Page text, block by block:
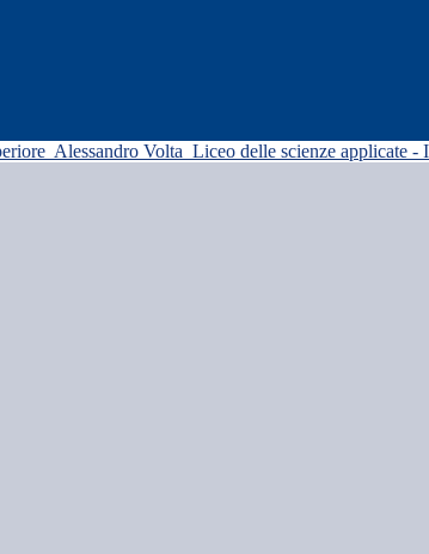
Alessandro Volta Liceo delle scienze applicate -